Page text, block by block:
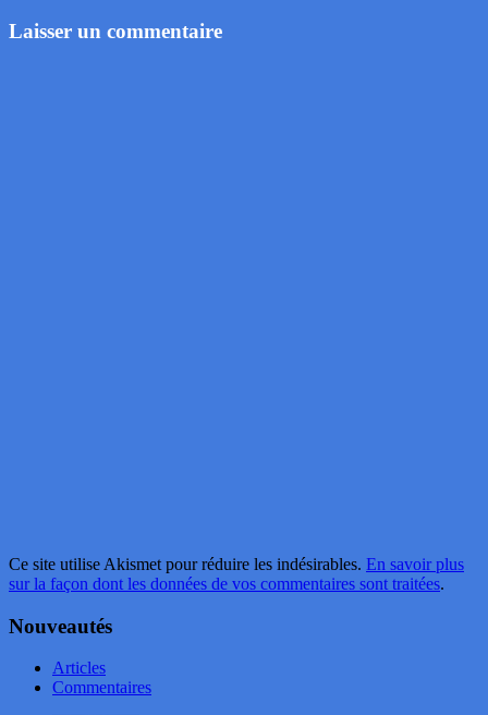
Laisser un commentaire
Ce site utilise Akismet pour réduire les indésirables. En savoir plus
sur la façon dont les données de vos commentaires sont traitées.
Nouveautés
Articles
Commentaires